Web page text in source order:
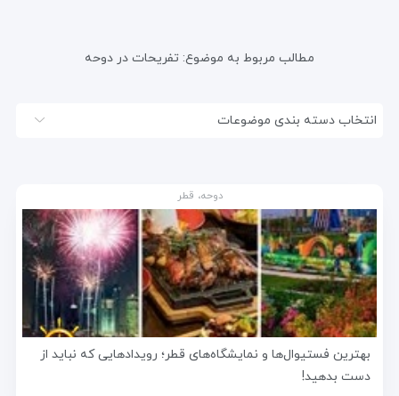
مطالب مربوط به موضوع: تفریحات در دوحه
انتخاب دسته بندی موضوعات
دوحه، قطر
بهترین فستیوال‌ها و نمایشگاه‌های قطر؛ رویدادهایی که نباید از
دست بدهید!